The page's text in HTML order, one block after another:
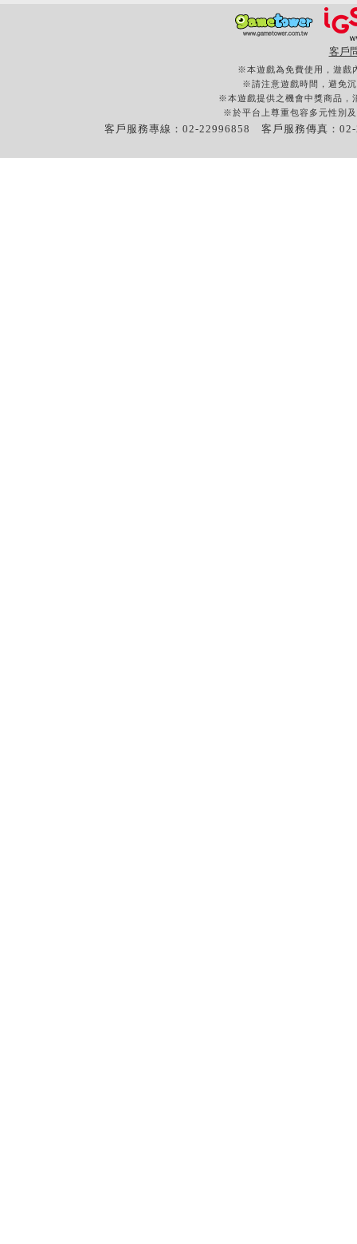
客戶
※本遊戲為免費使用，遊戲
※請注意遊戲時間，避免
※本遊戲提供之機會中獎商品，
※於平台上尊重包容多元性別
客戶服務專線：02-22996858 客戶服務傳真：